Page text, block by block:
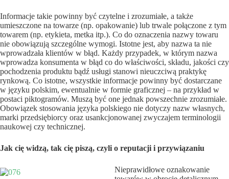
Informacje takie powinny być czytelne i zrozumiałe, a także
umieszczone na towarze (np. opakowanie) lub trwale połączone z tym
towarem (np. etykieta, metka itp.). Co do oznaczenia nazwy towaru
nie obowiązują szczególne wymogi. Istotne jest, aby nazwa ta nie
wprowadzała klientów w błąd. Każdy przypadek, w którym nazwa
wprowadza konsumenta w błąd co do właściwości, składu, jakości czy
pochodzenia produktu bądź usługi stanowi nieuczciwą praktykę
rynkową. Co istotne, wszystkie informacje powinny być dostarczane
w języku polskim, ewentualnie w formie graficznej – na przykład w
postaci piktogramów. Muszą być one jednak powszechnie zrozumiałe.
Obowiązek stosowania języka polskiego nie dotyczy nazw własnych,
marki przedsiębiorcy oraz usankcjonowanej zwyczajem terminologii
naukowej czy technicznej.
Jak cię widzą, tak cię piszą, czyli o reputacji i przywiązaniu
Nieprawidłowe oznakowanie